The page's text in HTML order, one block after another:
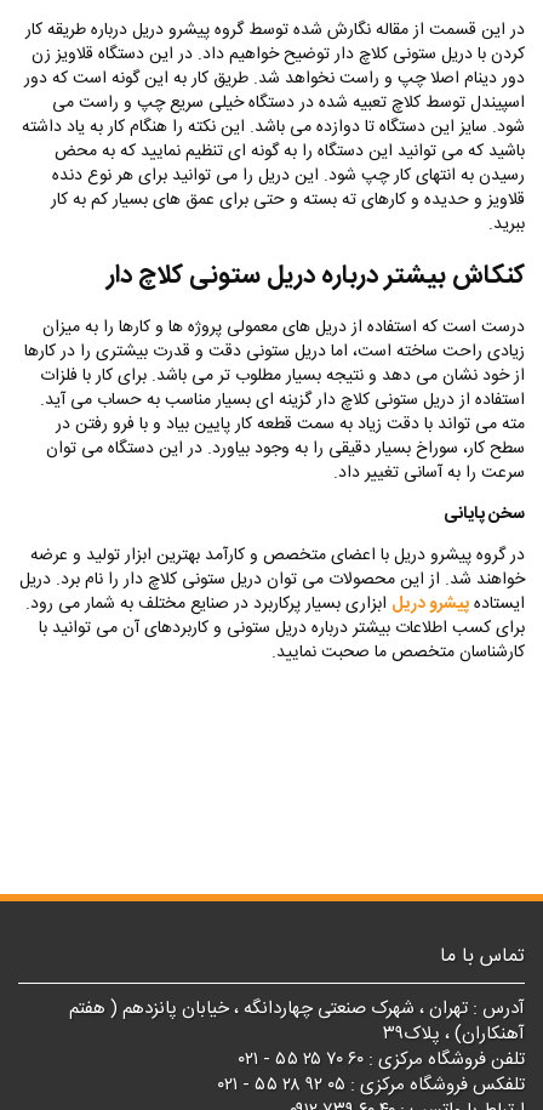
در این قسمت از مقاله نگارش شده توسط گروه پیشرو دریل درباره طریقه کار
کردن با دریل ستونی کلاچ دار توضیح خواهیم داد. در این دستگاه قلاویز زن
دور دینام اصلا چپ و راست نخواهد شد. طریق کار به این گونه است که دور
اسپیندل توسط کلاچ تعبیه شده در دستگاه خیلی سریع چپ و راست می
شود. سایز این دستگاه تا دوازده می باشد. این نکته را هنگام کار به یاد داشته
باشید که می توانید این دستگاه را به گونه ای تنظیم‌ نمایید که به محض
رسیدن‌ به انتهای کار چپ شود. این دریل را می توانید برای هر نوع دنده
قلاویز و حدیده و کارهای ته بسته و حتی برای عمق های بسیار کم به کار
ببرید.
کنکاش بیشتر درباره دریل ستونی کلاچ دار
درست است که استفاده از دریل های معمولی پروژه ها و کارها را به میزان
زیادی راحت ساخته است، اما دریل ستونی دقت و قدرت بیشتری را در کارها
از خود نشان می دهد و نتیجه بسیار مطلوب تر می باشد. برای کار با فلزات
استفاده از دریل ستونی کلاچ دار گزینه ای بسیار مناسب به حساب می آید.
مته می تواند با دقت زیاد به سمت قطعه کار پایین بیاد و با فرو‌ رفتن در
سطح کار، سوراخ بسیار دقیقی را به وجود بیاورد.‌ در این دستگاه می توان
سرعت را به آسانی تغییر داد.
سخن پایانی
در گروه پیشرو دریل با اعضای متخصص و کارآمد بهترین ابزار تولید و‌ عرضه
خواهند شد. از این محصولات می توان دریل ستونی کلاچ دار را نام برد. دریل
ایستادهپیشرو دریل ابزاری بسیار پرکاربرد در صنایع مختلف به شمار می رود.
برای کسب اطلاعات بیشتر درباره دریل ستونی و کاربردهای آن می توانید با
کارشناسان متخصص ما صحبت نمایید.
تماس با ما
آدرس : تهران ، شهرک صنعتی چهاردانگه ، خیابان پانزدهم ( هفتم
آهنکاران) ، پلاک۳۹
تلفن فروشگاه مرکزی : ۶۰ ۷۰ ۲۵ ۵۵ - ۰۲۱
تلفکس فروشگاه مرکزی : ۰۵ ۹۲ ۲۸ ۵۵ - ۰۲۱